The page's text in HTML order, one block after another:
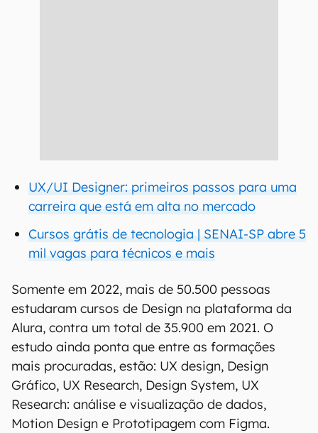
UX/UI Designer: primeiros passos para uma
carreira que está em alta no mercado
Cursos grátis de tecnologia | SENAI-SP abre 5
mil vagas para técnicos e mais
Somente em 2022, mais de 50.500 pessoas
estudaram cursos de Design na plataforma da
Alura, contra um total de 35.900 em 2021. O
estudo ainda ponta que entre as formações
mais procuradas, estão: UX design, Design
Gráfico, UX Research, Design System, UX
Research: análise e visualização de dados,
Motion Design e Prototipagem com Figma.